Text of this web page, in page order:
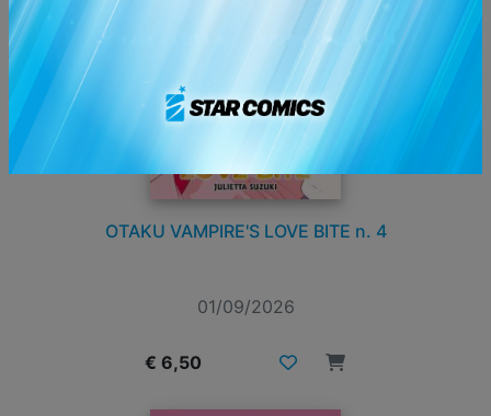
OTAKU VAMPIRE'S LOVE BITE n. 4
01/09/2026
€ 6,50